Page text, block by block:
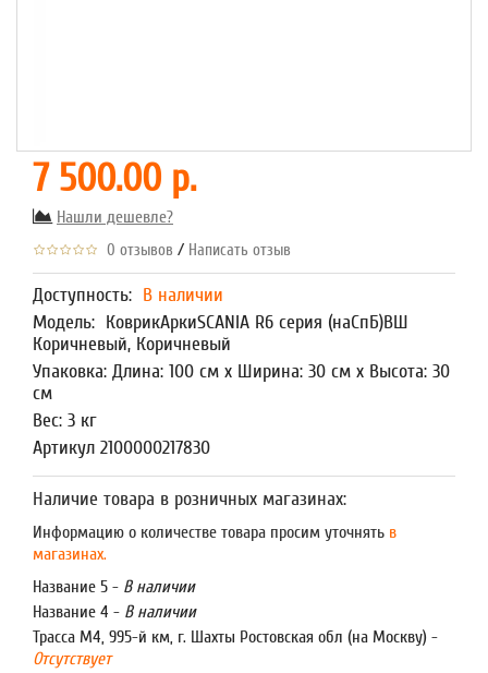
7 500.00 р.
Нашли дешевле?
0 отзывов / Написать отзыв
Доступность: В наличии
Модель: КоврикАркиSCANIA R6 серия (наСпБ)ВШ
Коричневый, Коричневый
Упаковка: Длина: 100 см x Ширина: 30 см x Высота: 30
см
Вес: 3 кг
Артикул 2100000217830
Наличие товара в розничных магазинах:
Информацию о количестве товара просим уточнять в
магазинах.
Название 5 - В наличии
Название 4 - В наличии
Трасса М4, 995-й км, г. Шахты Ростовская обл (на Москву) -
Отсутствует